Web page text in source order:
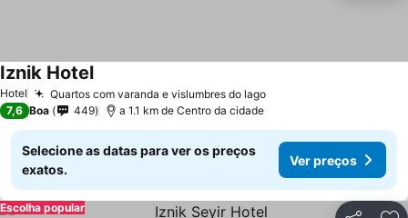
Hotel Quartos com varanda e vislumbres do lago
Iznik Hotel
7,6 Boa 449 a 1.1 km de Centro da cidade
Selecione as datas para ver os preços
exatos.
Ver preços
Escolha popular